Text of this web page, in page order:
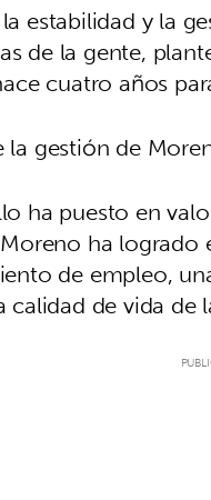
estabilidad y la
de la gente,
cuatro años
gestión de
ha puesto en
ha
de empleo,
de vida de